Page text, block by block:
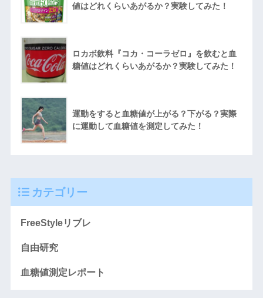
値はどれくらいあがるか？実験してみた！
ロカボ飲料『コカ・コーラゼロ』を飲むと血
糖値はどれくらいあがるか？実験してみた！
運動をすると血糖値が上がる？下がる？実際
に運動して血糖値を測定してみた！
カテゴリー
FreeStyleリブレ
自由研究
血糖値測定レポート